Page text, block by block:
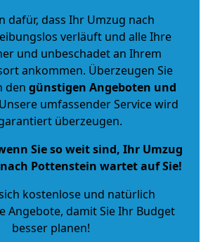
dafür, dass Ihr Umzug nach
verläuft und alle Ihre
und unbeschadet an Ihrem
ankommen. Überzeugen Sie
den günstigen Angeboten und
Unsere umfassender Service wird
überzeugen.
Sie so weit sind, Ihr Umzug
Pottenstein wartet auf Sie!
kostenlose und natürlich
Angebote, damit Sie Ihr Budget
besser planen!